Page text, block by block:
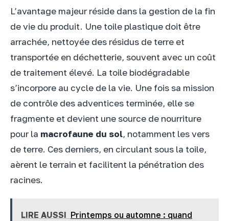
L’avantage majeur réside dans la gestion de la fin
de vie du produit. Une toile plastique doit être
arrachée, nettoyée des résidus de terre et
transportée en déchetterie, souvent avec un coût
de traitement élevé. La toile biodégradable
s’incorpore au cycle de la vie. Une fois sa mission
de contrôle des adventices terminée, elle se
fragmente et devient une source de nourriture
pour la macrofaune du sol, notamment les vers
de terre. Ces derniers, en circulant sous la toile,
aèrent le terrain et facilitent la pénétration des
racines.
LIRE AUSSI Printemps ou automne : quand